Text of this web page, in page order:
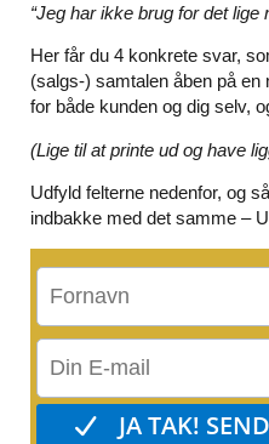
“Jeg har ikke brug for det lige
Her får du 4 konkrete svar,
(salgs-) samtalen åben på
for både kunden og dig selv,
(Lige til at printe ud og have
Udfyld felterne nedenfor, og
indbakke med det samme –